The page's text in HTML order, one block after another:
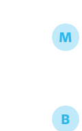
M
B